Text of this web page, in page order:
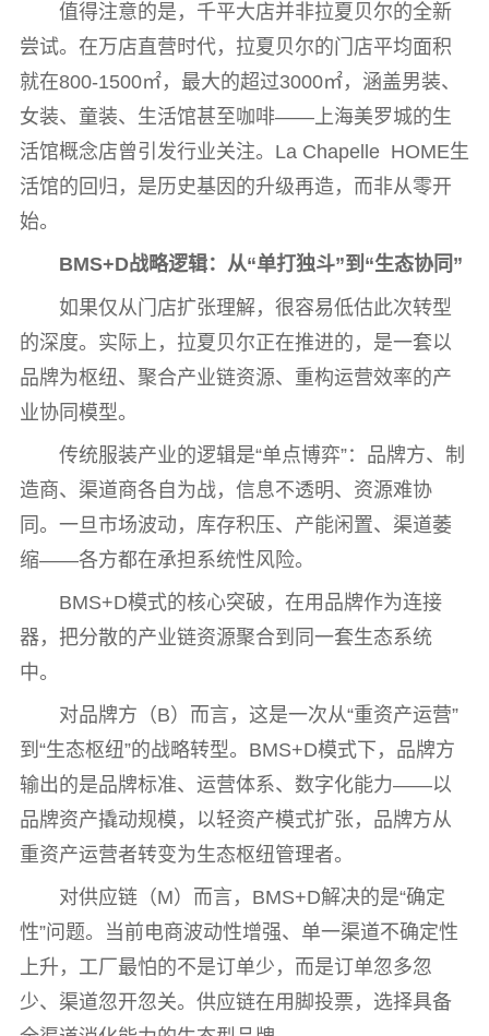
值得注意的是，千平大店并非拉夏贝尔的全新
尝试。在万店直营时代，拉夏贝尔的门店平均面积
就在800-1500㎡，最大的超过3000㎡，涵盖男装、
女装、童装、生活馆甚至咖啡——上海美罗城的生
活馆概念店曾引发行业关注。La Chapelle HOME生
活馆的回归，是历史基因的升级再造，而非从零开
始。
BMS+D战略逻辑：从“单打独斗”到 “生态协同”
如果仅从门店扩张理解，很容易低估此次转型
的深度。实际上，拉夏贝尔正在推进的，是一套以
品牌为枢纽、聚合产业链资源、重构运营效率的产
业协同模型。
传统服装产业的逻辑是“单点博弈”：品牌方、制
造商、渠道商各自为战，信息不透明、资源难协
同。一旦市场波动，库存积压、产能闲置、渠道萎
缩——各方都在承担系统性风险。
BMS+D模式的核心突破，在用品牌作为连接
器，把分散的产业链资源聚合到同一套生态系统
中。
对品牌方（B）而言，这是一次从“重资产运营”
到“生态枢纽”的战略转型。BMS+D模式下，品牌方
输出的是品牌标准、运营体系、数字化能力——以
品牌资产撬动规模，以轻资产模式扩张，品牌方从
重资产运营者转变为生态枢纽管理者。
对供应链（M）而言，BMS+D解决的是“确定
性”问题。当前电商波动性增强、单一渠道不确定性
上升，工厂最怕的不是订单少，而是订单忽多忽
少、渠道忽开忽关。供应链在用脚投票，选择具备